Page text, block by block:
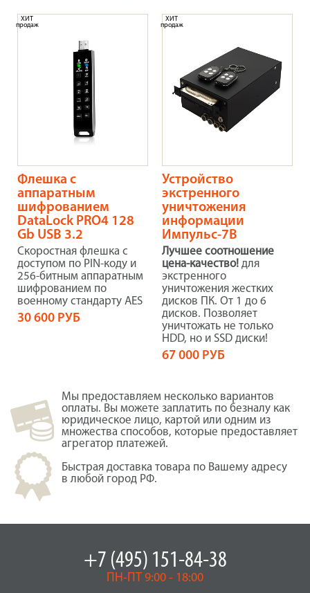
Флешка с
аппаратным
шифрованием
DataLock PRO4 128
Gb USB 3.2
Скоростная флешка с
доступом по PIN-коду и
256-битным аппаратным
шифрованием по
военному стандарту AES
ХИТ
продаж
30 600 РУБ
Устройство
экстренного
уничтожения
информации
Импульс-7В
Лучшее соотношение
цена-качество! для
экстренного
уничтожения жестких
дисков ПК. От 1 до 6
дисков. Позволяет
уничтожать не только
HDD, но и SSD диски!
ХИТ
продаж
67 000 РУБ
Мы предоставляем несколько вариантов
оплаты. Вы можете заплатить по безналу как
юридическое лицо, картой или одним из
множества способов, которые предоставляет
агрегатор платежей.
Быстрая доставка товара по Вашему адресу
в любой город РФ.
+7 (495) 151-84-38
ПН-ПТ 9:00 - 18:00